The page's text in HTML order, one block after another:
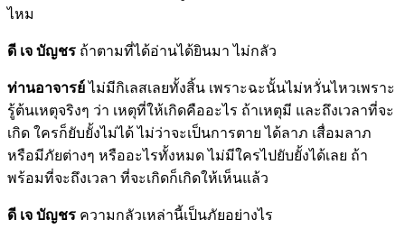
ไหม
ดี เจ บัญชร ถ้าตามที่ได้อ่านได้ยินมา ไม่กลัว
ท่านอาจารย์ไม่มีกิเลสเลยทั้งสิ้น เพราะฉะนั้นไม่หวั่นไหวเพราะ
รู้ต้นเหตุจริงๆ ว่า เหตุที่ให้เกิดคืออะไร ถ้าเหตุมี และถึงเวลาที่จะ
เกิด ใครก็ยับยั้งไม่ได้ ไม่ว่าจะเป็นการตาย ได้ลาภ เสื่อมลาภ
หรือมีภัยต่างๆ หรืออะไรทั้งหมด ไม่มีใครไปยับยั้งได้เลย ถ้า
พร้อมที่จะถึงเวลา ที่จะเกิดก็เกิดให้เห็นแล้ว
ดี เจ บัญชร ความกลัวเหล่านี้เป็นภัยอย่างไร